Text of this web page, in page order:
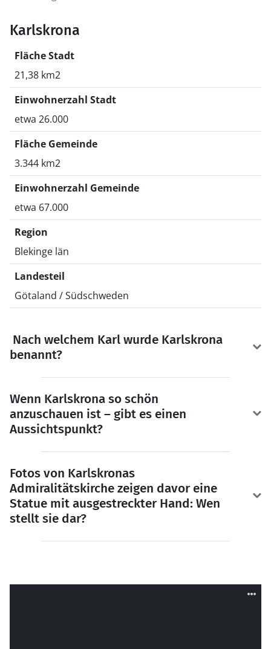
Karlskrona
Fläche Stadt
21,38 km2
Einwohnerzahl Stadt
etwa 26.000
Fläche Gemeinde
3.344 km2
Einwohnerzahl Gemeinde
etwa 67.000
Region
Blekinge län
Landesteil
Götaland / Südschweden
Nach welchem Karl wurde Karlskrona
benannt?
Wenn Karlskrona so schön
anzuschauen ist – gibt es einen
Aussichtspunkt?
Fotos von Karlskronas
Admiralitätskirche zeigen davor eine
Statue mit ausgestreckter Hand: Wen
stellt sie dar?